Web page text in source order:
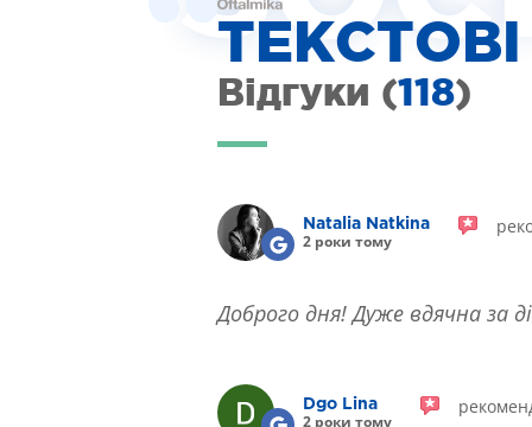
ІНТЕРНЕТ-МАГАЗИН ОПТИКИ
ДИТЯЧА ОФТАЛЬМОЛОГІЯ
ЛІКУВАННЯ ЗАХВОРЮВАНЬ СІТКІВКИ
ТЕКСТОВІ
Відгуки (118)
Natalia Natkina
2 роки тому
Доброго дня! Дуже вдячна за
Dgo Lina
2 роки тому